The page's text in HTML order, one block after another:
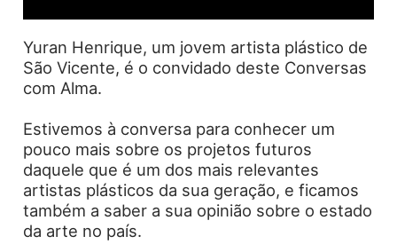
História
TRINTEA
SPIRIT
Yuran Henrique, um jovem artista plástico de
São Vicente, é o convidado deste Conversas
com Alma.
Estivemos à conversa para conhecer um
pouco mais sobre os projetos futuros
daquele que é um dos mais relevantes
artistas plásticos da sua geração, e ficamos
também a saber a sua opinião sobre o estado
da arte no país.